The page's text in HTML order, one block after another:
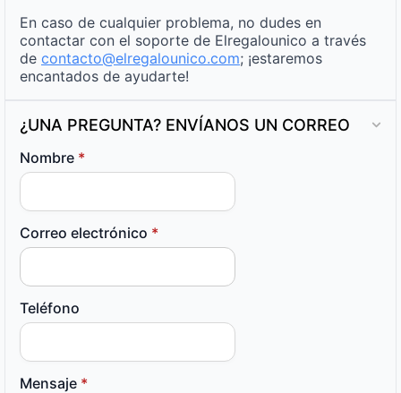
En caso de cualquier problema, no dudes en
contactar con el soporte de Elregalounico a través
de contacto@elregalounico.com; ¡estaremos
encantados de ayudarte!
¿UNA PREGUNTA? ENVÍANOS UN CORREO
Nombre *
Correo electrónico *
Teléfono
Mensaje *